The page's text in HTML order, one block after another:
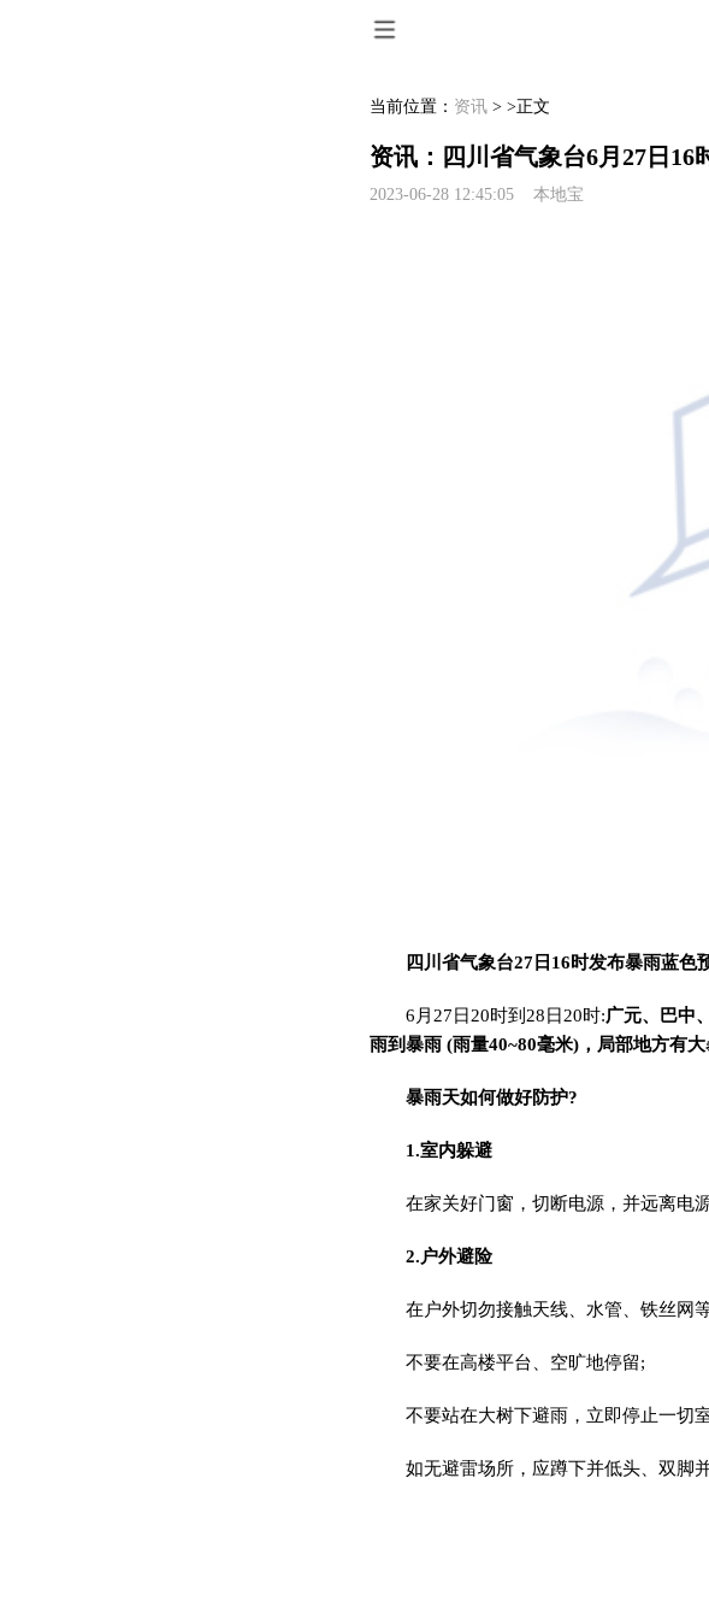
当前位置： 资讯 > >正文
资讯：四川省气象台6月27日16
2023-06-28 12:45:05 本地宝
四川省气象台27日16时发布暴雨蓝色
6月27日20时到28日20时:广元、巴中
雨到暴雨 (雨量40~80毫米)，局部地方有
暴雨天如何做好防护?
1.室内躲避
在家关好门窗，切断电源，并远离电
2.户外避险
在户外切勿接触天线、水管、铁丝网
不要在高楼平台、空旷地停留;
不要站在大树下避雨，立即停止一切
如无避雷场所，应蹲下并低头、双脚